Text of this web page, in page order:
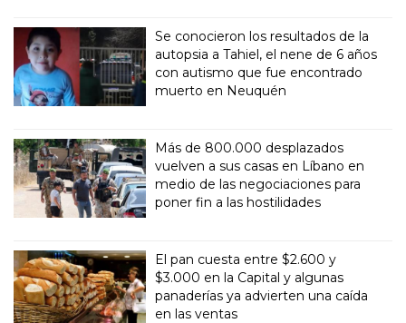
Se conocieron los resultados de la
autopsia a Tahiel, el nene de 6 años
con autismo que fue encontrado
muerto en Neuquén
Más de 800.000 desplazados
vuelven a sus casas en Líbano en
medio de las negociaciones para
poner fin a las hostilidades
El pan cuesta entre $2.600 y
$3.000 en la Capital y algunas
panaderías ya advierten una caída
en las ventas